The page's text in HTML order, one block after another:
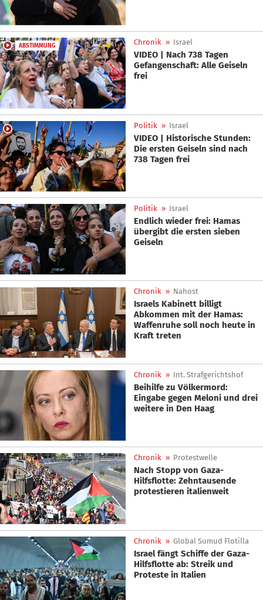
ABSTIMMUNG Chronik » Israel
VIDEO | Nach 738 Tagen
Gefangenschaft: Alle Geiseln
frei
Politik » Israel
VIDEO | Historische Stunden:
Die ersten Geiseln sind nach
738 Tagen frei
Politik » Israel
Endlich wieder frei: Hamas
übergibt die ersten sieben
Geiseln
Chronik » Nahost
Israels Kabinett billigt
Abkommen mit der Hamas:
Waffenruhe soll noch heute in
Kraft treten
Chronik » Int. Strafgerichtshof
Beihilfe zu Völkermord:
Eingabe gegen Meloni und drei
weitere in Den Haag
Chronik » Protestwelle
Nach Stopp von Gaza-
Hilfsflotte: Zehntausende
protestieren italienweit
Chronik » Global Sumud Flotilla
Israel fängt Schiffe der Gaza-
Hilfsflotte ab: Streik und
Proteste in Italien